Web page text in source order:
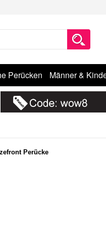
Perücken Männer &
Perücke